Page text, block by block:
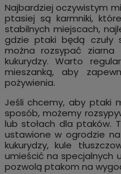
Najbardziej oczywistym
ptasiej są karmniki,
stabilnych miejscach,
gdzie ptaki będą czuły
można rozsypać
kukurydzy. Warto
mieszanką, aby
pożywienia.
Jeśli chcemy, aby ptaki
sposób, możemy
lub stołach dla ptaków.
ustawione w ogrodzie
kukurydzy, kule
umieścić na specjalnych
pozwolą ptakom na